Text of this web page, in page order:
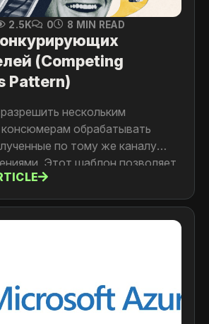
2.5K 0 8 MIN READ
(Competing
Pattern)
нескольким
обрабатывать
по тому же каналу
Этот шаблон позволяет
несколько сообщений
чтобы оптимизировать
и доступность, а также